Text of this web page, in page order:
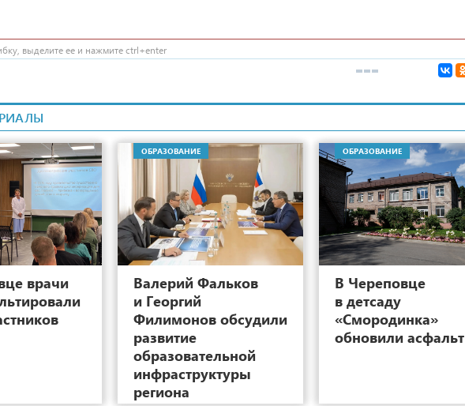
выделите ее и нажмите ctrl+enter
12
врачи
ОБРАЗОВАНИЕ
Валерий Фальков
и Георгий
Филимонов обсудили
развитие
образовательной
инфраструктуры
региона
ОБРАЗОВАНИЕ
В Череповце
в детсаду
«Смородинка»
обновили асфальт